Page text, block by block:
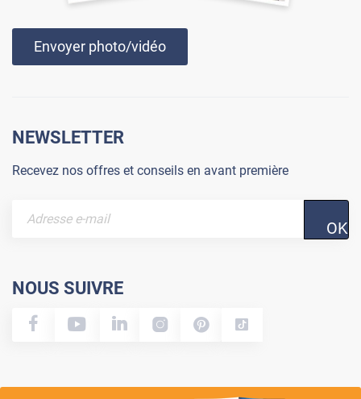
Envoyer photo/vidéo
NEWSLETTER
Recevez nos offres et conseils en avant première
OK
NOUS SUIVRE